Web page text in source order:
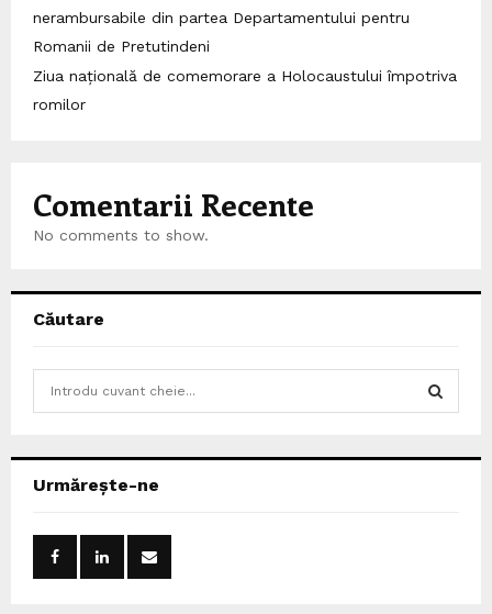
nerambursabile din partea Departamentului pentru
Romanii de Pretutindeni
Ziua națională de comemorare a Holocaustului împotriva
romilor
Comentarii Recente
No comments to show.
Căutare
h
Urmărește-ne